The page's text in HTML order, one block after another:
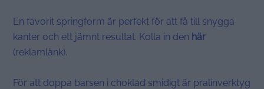
En favorit springform är perfekt för att få till snygga
kanter och ett jämnt resultat. Kolla in den här
(reklamlänk).
För att doppa barsen i choklad smidigt är pralinverktyg